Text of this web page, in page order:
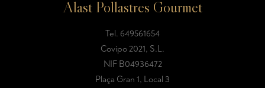
Alast Pollastres Gourmet
Tel. 649561654
Covipo 2021, S.L.
NIF B04936472
Plaça Gran 1, Local 3